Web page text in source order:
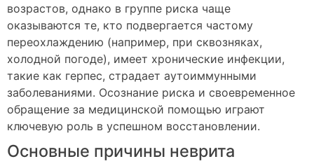
возрастов, однако в группе риска чаще
оказываются те, кто подвергается частому
переохлаждению (например, при сквозняках,
холодной погоде), имеет хронические инфекции,
такие как герпес, страдает аутоиммунными
заболеваниями. Осознание риска и своевременное
обращение за медицинской помощью играют
ключевую роль в успешном восстановлении.
Основные причины неврита